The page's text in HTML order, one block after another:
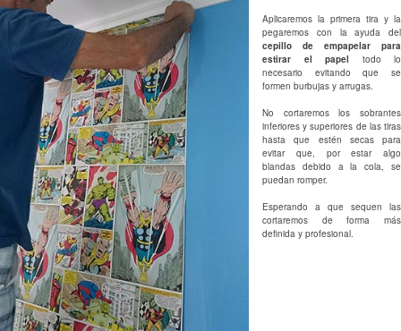
Aplicaremos la primera tira y la
pegaremos con la ayuda del
cepillo de empapelar para
estirar el papel todo lo
necesario evitando que se
formen burbujas y arrugas.
No cortaremos los sobrantes
inferiores y superiores de las tiras
hasta que estén secas para
evitar que, por estar algo
blandas debido a la cola, se
puedan romper.
Esperando a que sequen las
cortaremos de forma más
definida y profesional.